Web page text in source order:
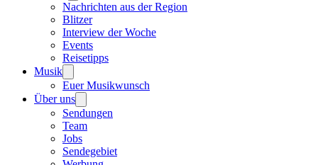
Nachrichten aus der Region
Blitzer
Interview der Woche
Events
Reisetipps
Musik
Euer Musikwunsch
Über uns
Sendungen
Team
Jobs
Sendegebiet